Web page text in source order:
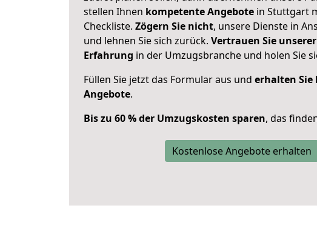
stellen Ihnen kompetente Angebote in Stuttgart
Checkliste. Zögern Sie nicht, unsere Dienste in
und lehnen Sie sich zurück. Vertrauen Sie
Erfahrung in der Umzugsbranche und holen Sie
Füllen Sie jetzt das Formular aus und erhalten Sie
Angebote.
Bis zu 60 % der Umzugskosten sparen, das
Kostenlose Angebote erhalten